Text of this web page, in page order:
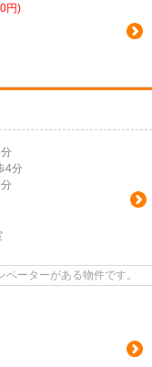
円)
4分
ーターがある物件です。